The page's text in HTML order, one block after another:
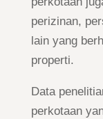
perizinan,
lain yang
properti.
Data
perkotaan